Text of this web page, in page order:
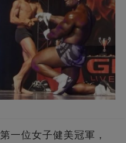
一位女子健美冠軍，